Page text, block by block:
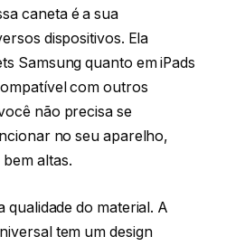
caneta é a sua
dispositivos. Ela
Samsung quanto em iPads
com outros
não precisa se
no seu aparelho,
altas.
do material. A
tem um design